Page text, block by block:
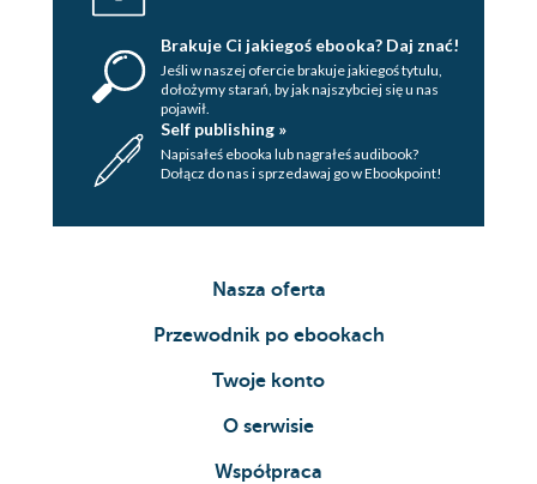
Brakuje Ci jakiegoś ebooka? Daj znać!
Jeśli w naszej ofercie brakuje jakiegoś tytulu,
dołożymy starań, by jak najszybciej się u nas
pojawił.
Self publishing »
Napisałeś ebooka lub nagrałeś audibook?
Dołącz do nas i sprzedawaj go w Ebookpoint!
Nasza oferta
Przewodnik po ebookach
Twoje konto
O serwisie
Współpraca